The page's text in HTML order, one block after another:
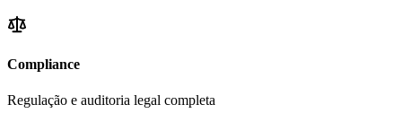
Compliance
Regulação e auditoria legal completa